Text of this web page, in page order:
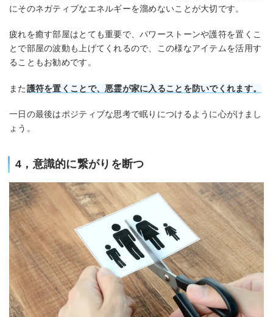
にそのネガティブなエネルギーを溜めないことが大切です。
疲れを癒す部屋はとても重要で、パワーストーンや護符を置くこ
とで部屋の波動も上げてくれるので、この様なアイテムを活用す
ることもお勧めです。
また護符を置くことで、悪霊が家に入ることを防いでくれます。
一日の最後はポジティブな思考で眠りにつけるように心がけまし
ょう。
4，意識的に繋がりを断つ